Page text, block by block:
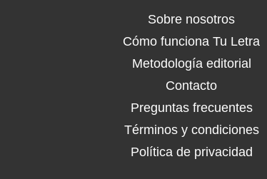
Sobre nosotros
Cómo funciona Tu Letra
Metodología editorial
Contacto
Preguntas frecuentes
Términos y condiciones
Política de privacidad